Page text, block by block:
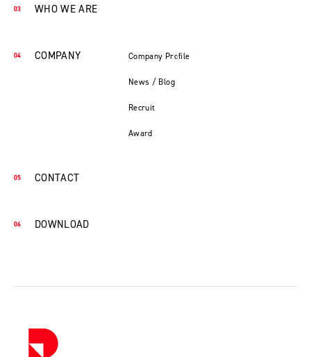
WHO WE ARE
COMPANY Company Profile
News / Blog
Recruit
Award
CONTACT
DOWNLOAD